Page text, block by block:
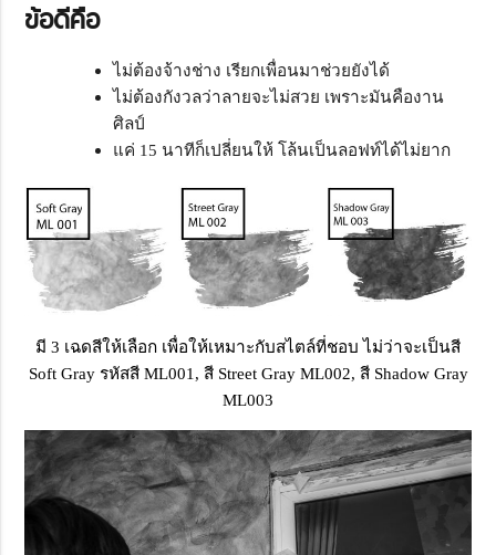
ข้อดีคือ
ไม่ต้องจ้างช่าง เรียกเพื่อนมาช่วยยังได้
ไม่ต้องกังวลว่าลายจะไม่สวย เพราะมันคืองาน
ศิลป์
แค่ 15 นาทีก็เปลี่ยนให้ โล้นเป็นลอฟท์ได้ไม่ยาก
มี 3 เฉดสีให้เลือก เพื่อให้เหมาะกับสไตล์ที่ชอบ ไม่ว่าจะเป็นสี
Soft Gray รหัสสี ML001, สี Street Gray ML002, สี Shadow Gray
ML003